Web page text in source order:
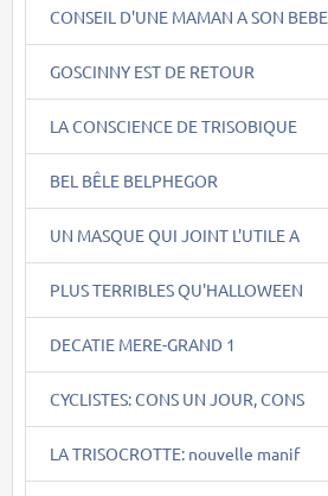
CONSEIL D'UNE MAMAN A SON BEBE
GOSCINNY EST DE RETOUR
LA CONSCIENCE DE TRISOBIQUE
BEL BÊLE BELPHEGOR
UN MASQUE QUI JOINT L'UTILE A
PLUS TERRIBLES QU'HALLOWEEN
DECATIE MERE-GRAND 1
CYCLISTES: CONS UN JOUR, CONS
LA TRISOCROTTE: nouvelle manif